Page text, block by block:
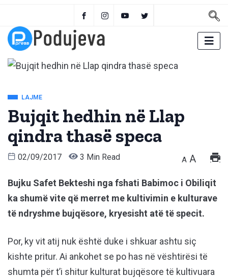
LAJME
Bujqit hedhin në Llap
qindra thasë speca
02/09/2017 3 Min Read A A
Bujku Safet Bekteshi nga fshati Babimoc i Obiliqit
ka shumë vite që merret me kultivimin e kulturave
të ndryshme bujqësore, kryesisht atë të specit.
Por, ky vit atij nuk është duke i shkuar ashtu siç
kishte pritur. Ai ankohet se po has në vështirësi të
shumta për t’i shitur kulturat bujqësore të kultivuara